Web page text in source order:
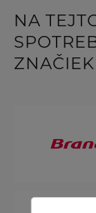
NA
ZNAČIEK